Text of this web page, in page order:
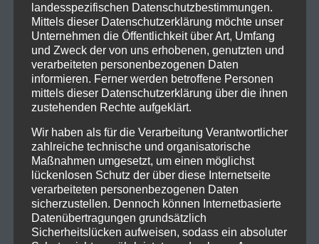
landesspezifischen Datenschutzbestimmungen.
Mittels dieser Datenschutzerklärung möchte unser
Unternehmen die Öffentlichkeit über Art, Umfang
und Zweck der von uns erhobenen, genutzten und
verarbeiteten personenbezogenen Daten
informieren. Ferner werden betroffene Personen
mittels dieser Datenschutzerklärung über die ihnen
zustehenden Rechte aufgeklärt.
Wir haben als für die Verarbeitung Verantwortlicher
zahlreiche technische und organisatorische
Maßnahmen umgesetzt, um einen möglichst
lückenlosen Schutz der über diese Internetseite
verarbeiteten personenbezogenen Daten
sicherzustellen. Dennoch können Internetbasierte
Datenübertragungen grundsätzlich
Sicherheitslücken aufweisen, sodass ein absoluter